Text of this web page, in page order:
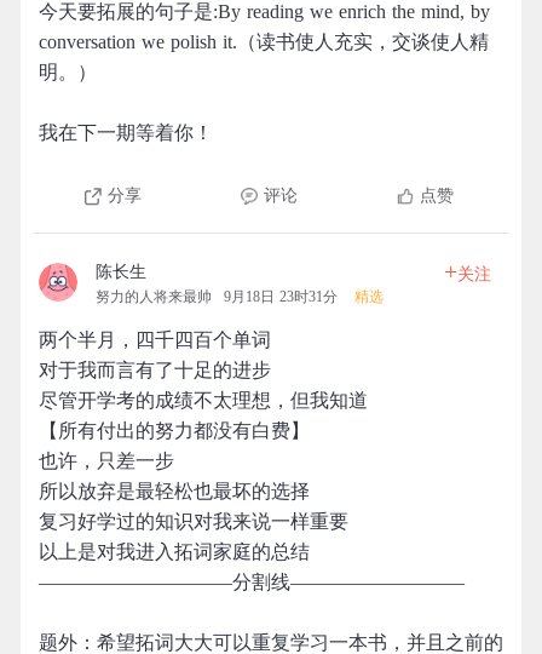
今天要拓展的句子是:By reading we enrich the mind, by
conversation we polish it.（读书使人充实，交谈使人精
明。）
我在下一期等着你！
分享 评论 点赞
陈长生
努力的人将来最帅 9月18日 23时31分 精选
+关注
两个半月，四千四百个单词
对于我而言有了十足的进步
尽管开学考的成绩不太理想，但我知道
【所有付出的努力都没有白费】
也许，只差一步
所以放弃是最轻松也最坏的选择
复习好学过的知识对我来说一样重要
以上是对我进入拓词家庭的总结
——————————分割线—————————
题外：希望拓词大大可以重复学习一本书，并且之前的